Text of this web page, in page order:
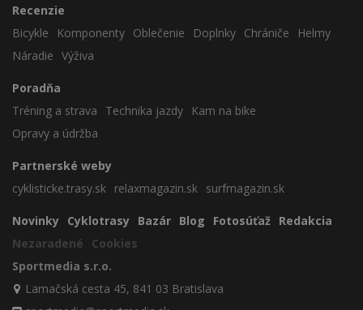
Recenzie
Bicykle
Komponenty Oblečenie Doplnky Chrániče
Helmy
Náradie Výživa
Poradňa
Tréning a strava
Technika jazdy
Kam na bike
Opravy a údržba
Partnerské weby
cyklisticke.trasy.sk relaxmagazin.sk surfmagazin.sk
Novinky Cyklotrasy Bazár Blog Fotosúťaž Redakcia
Nezaradené
Cookies
Sportmedia s.r.o.
Lamačská cesta 45, 841 03 Bratislava